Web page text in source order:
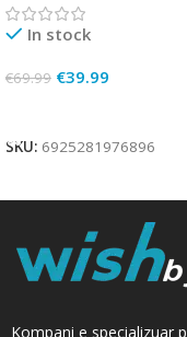
In stock
€69.99 €39.99
SKU: 6925281976896
Kompani e specializuar